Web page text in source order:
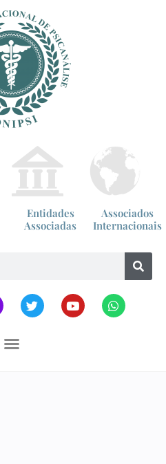
Entidades
Associadas
Associados
Internacionais